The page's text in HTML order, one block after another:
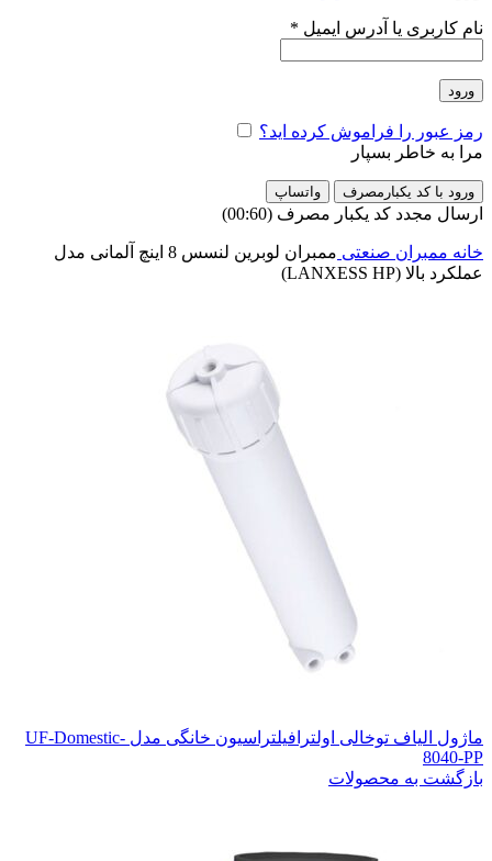
نام کاربری یا آدرس ایمیل *
ورود
رمز عبور را فراموش کرده اید؟
مرا به خاطر بسپار
ورود با کد یکبارمصرف واتساپ
ارسال مجدد کد یکبار مصرف (00:
60
)
خانه ممبران صنعتی
ممبران لوبرین لنسس 8 اینچ آلمانی مدل
عملکرد بالا (LANXESS HP)
ماژول الیاف توخالی اولترافیلتراسیون خانگی مدل UF-Domestic-
8040-PP
بازگشت به محصولات